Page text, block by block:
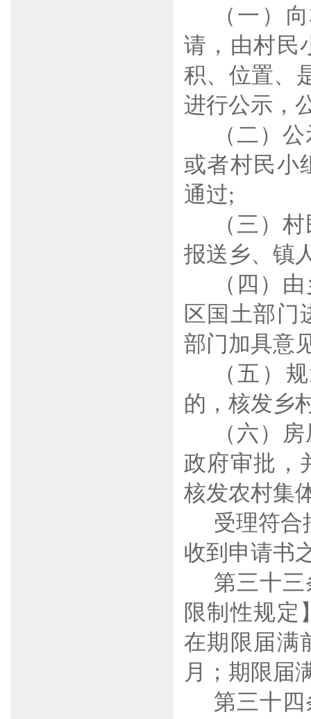
（一）
请，由村民
积、位置、
进行公示，
（二）
或者村民小
通过;
（三）
报送乡、镇
（四）
区国土部门
部门加具意
（五）
的，核发乡
（六）
政府审批，
核发农村集
受理符合
收到申请书
第三十
限制性规定
在期限届满
月；期限届
第三十